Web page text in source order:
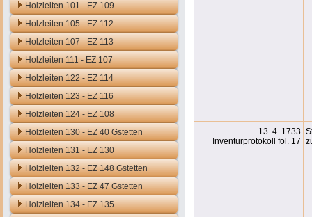
Holzleiten 101 - EZ 109
Holzleiten 105 - EZ 112
Holzleiten 107 - EZ 113
Holzleiten 111 - EZ 107
Holzleiten 122 - EZ 114
Holzleiten 123 - EZ 116
Holzleiten 124 - EZ 108
Holzleiten 130 - EZ 40 Gstetten
Holzleiten 131 - EZ 130
Holzleiten 132 - EZ 148 Gstetten
Holzleiten 133 - EZ 47 Gstetten
Holzleiten 134 - EZ 135
13. 4. 1733
Inventurprotokoll fol. 17